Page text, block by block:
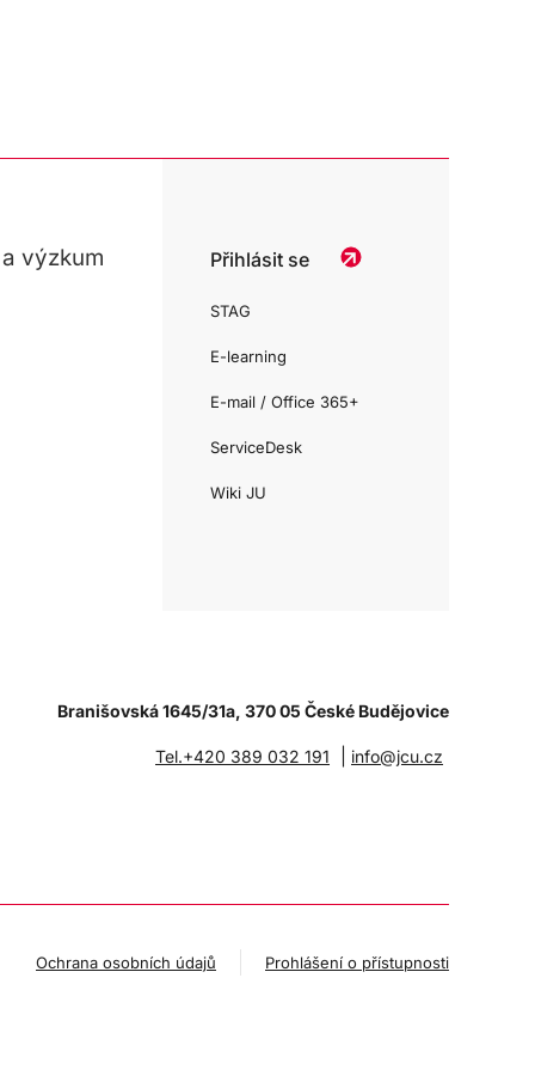
výzkum Přihlásit se
STAG
E-learning
E-mail / Office 365+
ServiceDesk
Wiki JU
Branišovská 1645/31a, 370 05 České Budějovice
Tel.+420 389 032 191 info@jcu.cz
Ochrana osobních údajů Prohlášení o přístupnosti